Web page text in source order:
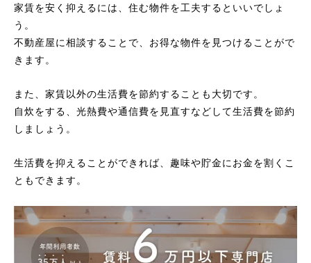
家賃を安く抑えるには、住む物件を工夫するといいでしょ
う。
不動産屋に相談することで、お得な物件を見つけることがで
きます。
また、家賃以外の生活費を節約することも大切です。
自炊をする、光熱費や通信費を見直すなどして生活費を節約
しましょう。
生活費を抑えることができれば、趣味や貯金にお金を割くこ
ともできます。